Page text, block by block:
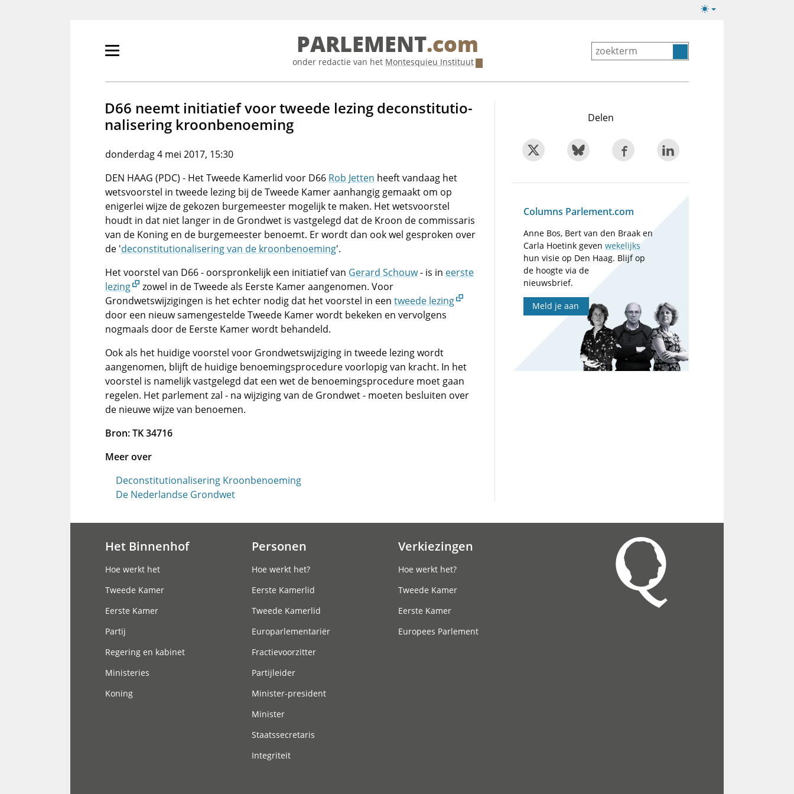
Lichte/donkere
Primair
tonen/verbergen
PARLEMENT.com
onder redactie van het Montesquieu Instituut
D66 neemt initiatief voor tweede lezing deconstitutio­
nalisering kroonbenoeming
donderdag 4 mei 2017, 15:30
DEN HAAG (PDC) - Het Tweede Kamerlid voor D66 Rob Jetten heeft vandaag het
wetsvoorstel in tweede lezing bij de Tweede Kamer aanhangig gemaakt om op
enigerlei wijze de gekozen burgemeester mogelijk te maken. Het wetsvoorstel
houdt in dat niet langer in de Grondwet is vastgelegd dat de Kroon de commissaris
van de Koning en de burgemeester benoemt. Er wordt dan ook wel gesproken over
de 'deconstitutionalisering van de kroonbenoeming'.
Het voorstel van D66 - oorspronkelijk een initiatief van Gerard Schouw- is in eerste
lezing
zowel in de Tweede als Eerste Kamer aangenomen. Voor
Grondwetswijzigingen is het echter nodig dat het voorstel in een tweede lezing
door een nieuw samengestelde Tweede Kamer wordt bekeken en vervolgens
nogmaals door de Eerste Kamer wordt behandeld.
Ook als het huidige voorstel voor Grondwetswijziging in tweede lezing wordt
aangenomen, blijft de huidige benoemingsprocedure voorlopig van kracht. In het
voorstel is namelijk vastgelegd dat een wet de benoemingsprocedure moet gaan
regelen. Het parlement zal - na wijziging van de Grondwet - moeten besluiten over
de nieuwe wijze van benoemen.
Bron: TK 34716
Meer over
Deconstitutionalisering Kroonbenoeming
De Nederlandse Grondwet
Delen
Columns Parlement.com
Anne Bos, Bert van den Braak en
Carla Hoetink gevenwekelijks
hun visie op Den Haag. Blijf op
de hoogte via de
nieuwsbrief.
Meld je aan
Het Binnenhof
Hoe werkt het
Tweede Kamer
Eerste Kamer
Partij
Regering en kabinet
Ministeries
Koning
Personen
Hoe werkt het?
Eerste Kamerlid
Tweede Kamerlid
Europarlementariër
Fractievoorzitter
Partijleider
Minister-president
Minister
Staatssecretaris
Integriteit
Verkiezingen
Hoe werkt het?
Tweede Kamer
Eerste Kamer
Europees Parlement